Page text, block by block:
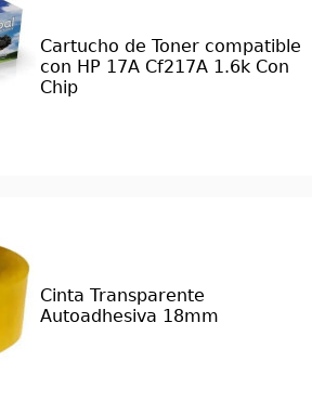
Cartucho de Toner compatible
con HP 17A Cf217A 1.6k Con
Chip
Cinta Transparente
Autoadhesiva 18mm